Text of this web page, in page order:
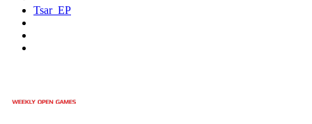
Tsar_EP